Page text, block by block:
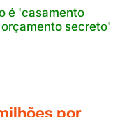
é 'casamento
secreto'
por